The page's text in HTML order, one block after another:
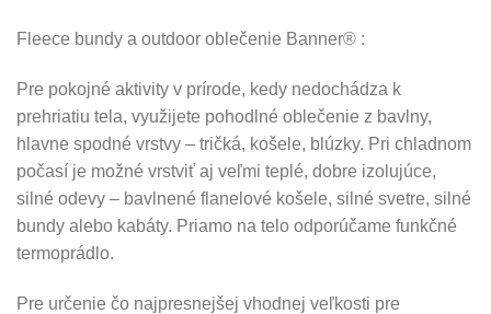
Fleece bundy a outdoor oblečenie Banner® :
Pre pokojné aktivity v prírode, kedy nedochádza k
prehriatiu tela, využijete pohodlné oblečenie z bavlny,
hlavne spodné vrstvy – tričká, košele, blúzky. Pri chladnom
počasí je možné vrstviť aj veľmi teplé, dobre izolujúce,
silné odevy – bavlnené flanelové košele, silné svetre, silné
bundy alebo kabáty. Priamo na telo odporúčame funkčné
termoprádlo.
Pre určenie čo najpresnejšej vhodnej veľkosti pre